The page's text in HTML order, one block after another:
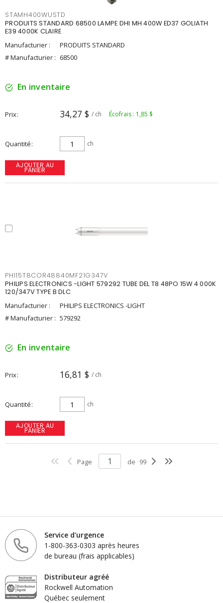
STAMH400WUSTD
PRODUITS STANDARD 68500 LAMPE DHI MH 400W ED37 GOLIATH
E39 4000K CLAIRE
Manufacturier :
PRODUITS STANDARD
# Manufacturier : 68500
En inventaire
Prix 34,27 $ / ch Écofrais : 1,85 $
Quantité ch
AJOUTER AU
PANIER
PHI15T8COR48840MF21G347V
PHILIPS ELECTRONICS -LIGHT 579292 TUBE DEL T8 48PO 15W 4 000K
120/347V TYPE B DLC
Manufacturier :
PHILIPS ELECTRONICS -LIGHT
# Manufacturier : 579292
En inventaire
Prix 16,81 $ / ch
Quantité ch
AJOUTER AU
PANIER
Page de 99
Service d'urgence
1-800-363-0303 après heures
de bureau (frais applicables)
Distributeur agréé
Rockwell Automation
Québec seulement